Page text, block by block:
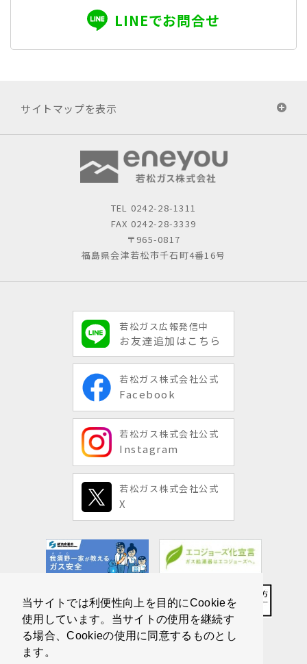
当サイトでは利便性向上を目的にCookieを
使用しています。当サイトの使用を継続す
る場合、Cookieの使用に同意するものとし
ます。
LINEでお問合せ
サイトマップを表示
TEL 0242-28-1311
FAX 0242-28-3339
〒965-0817
福島県会津若松市千石町4番16号
若松ガス広報発信中
お友達追加はこちら
若松ガス株式会社公式
Facebook
若松ガス株式会社公式
Instagram
若松ガス株式会社公式
X